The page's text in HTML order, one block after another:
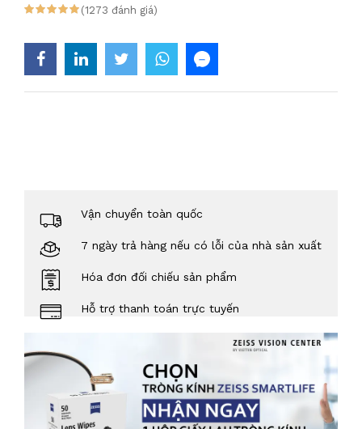
(1273 đánh giá)
Vận chuyển toàn quốc
7 ngày trả hàng nếu có lỗi của nhà sản xuất
Hóa đơn đối chiếu sản phẩm
Hỗ trợ thanh toán trực tuyến